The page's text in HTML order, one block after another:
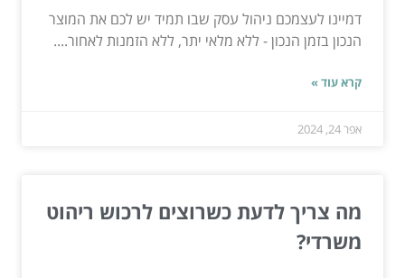
דמיינו לעצמכם ניהול עסק שבו תמיד יש לכם את המוצר
הנכון בזמן הנכון - ללא מלאי יתר, ללא הזמנות לאחור....
קרא עוד »
אפר 24, 2024
מה צריך לדעת כשרוצים לרכוש ריהוט
משרדי?